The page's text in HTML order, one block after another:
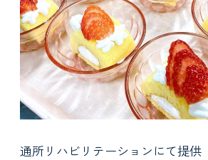
通所リハビリテーションにて提供